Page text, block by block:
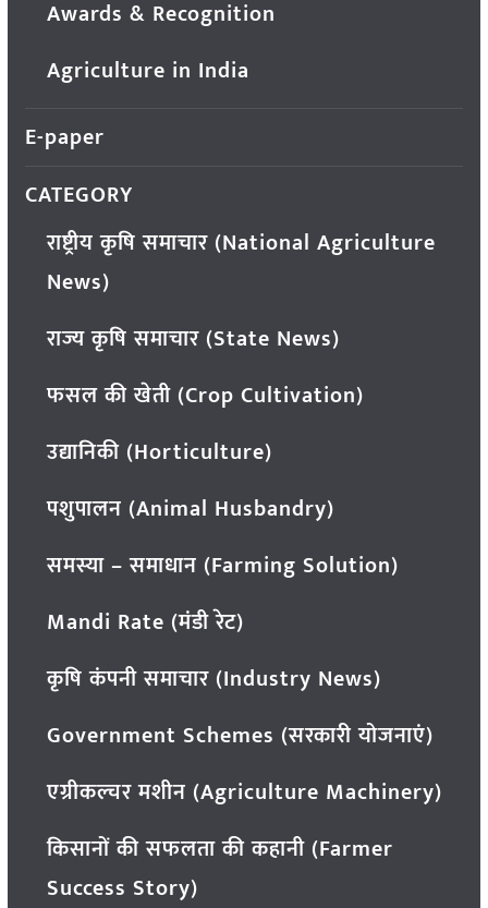
Awards & Recognition
Agriculture in India
E-paper
CATEGORY
राष्ट्रीय कृषि समाचार (National Agriculture
News)
राज्य कृषि समाचार (State News)
फसल की खेती (Crop Cultivation)
उद्यानिकी (Horticulture)
पशुपालन (Animal Husbandry)
समस्या – समाधान (Farming Solution)
Mandi Rate (मंडी रेट)
कृषि कंपनी समाचार (Industry News)
Government Schemes (सरकारी योजनाएं)
एग्रीकल्चर मशीन (Agriculture Machinery)
किसानों की सफलता की कहानी (Farmer
Success Story)